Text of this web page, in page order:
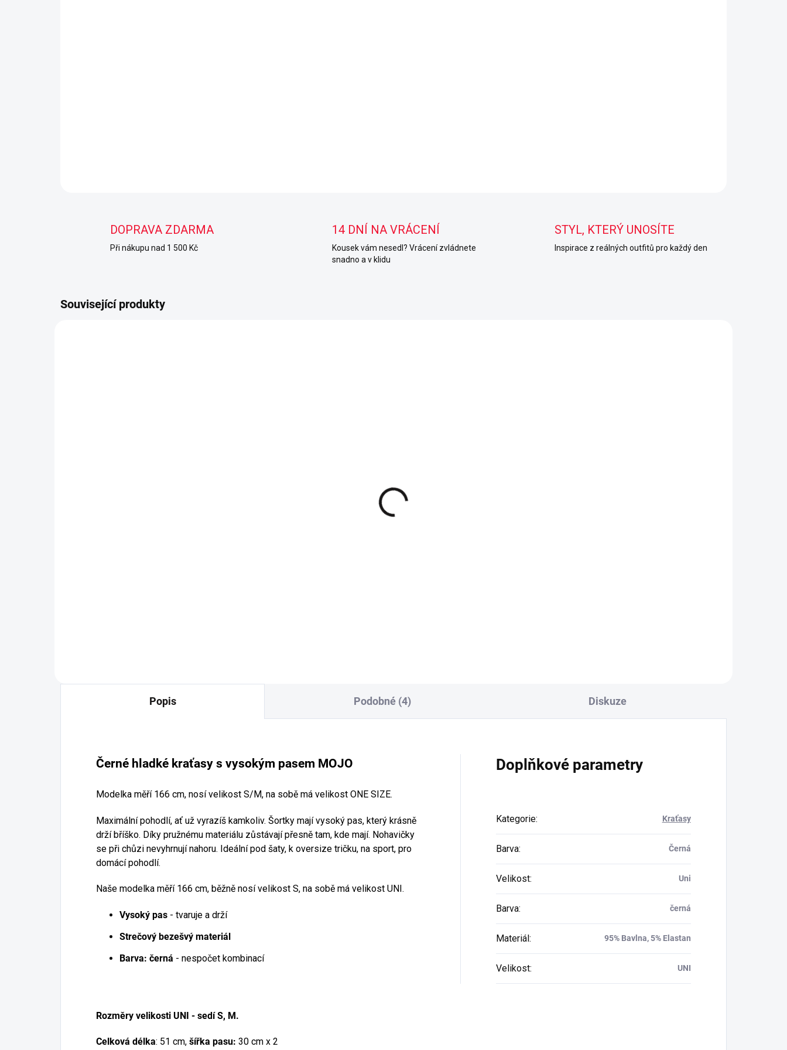
DOPRAVA ZDARMA
Při nákupu nad 1 500 Kč
14 DNÍ NA VRÁCENÍ
Kousek vám nesedl? Vrácení zvládnete
snadno a v klidu
STYL, KTERÝ UNOSÍTE
Inspirace z reálných outfitů pro každý den
Související produkty
Popis Podobné (4) Diskuze
Černé hladké kraťasy s vysokým pasem MOJO
Modelka měří 166 cm, nosí velikost S/M, na sobě má velikost ONE SIZE.
Maximální pohodlí, ať už vyrazíš kamkoliv. Šortky mají vysoký pas, který krásně
drží bříško. Díky pružnému materiálu zůstávají přesně tam, kde mají. Nohavičky
se při chůzi nevyhrnují nahoru. Ideální pod šaty, k oversize tričku, na sport, pro
domácí pohodlí.
Naše modelka měří 166 cm, běžně nosí velikost S, na sobě má velikost UNI.
Vysoký pas - tvaruje a drží
Strečový bezešvý materiál
Barva: černá - nespočet kombinací
Rozměry velikosti UNI - sedí S, M.
Celková délka: 51 cm, šířka pasu: 30 cm x 2
Doplňkové parametry
Kategorie: Kraťasy
Barva: Černá
Velikost: Uni
Barva: černá
Materiál: 95% Bavlna, 5% Elastan
Velikost: UNI